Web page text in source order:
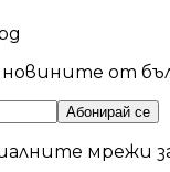
новините от
Абонирай се
мрежи